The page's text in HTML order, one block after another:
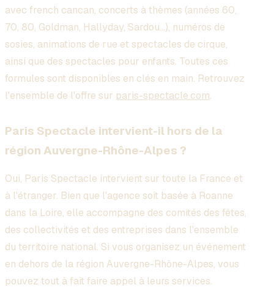
avec french cancan, concerts à thèmes (années 60,
70, 80, Goldman, Hallyday, Sardou...), numéros de
sosies, animations de rue et spectacles de cirque,
ainsi que des spectacles pour enfants. Toutes ces
formules sont disponibles en clés en main. Retrouvez
l'ensemble de l'offre sur paris-spectacle.com.
Paris Spectacle intervient-il hors de la
région Auvergne-Rhône-Alpes ?
Oui, Paris Spectacle intervient sur toute la France et
à l'étranger. Bien que l'agence soit basée à Roanne
dans la Loire, elle accompagne des comités des fêtes,
des collectivités et des entreprises dans l'ensemble
du territoire national. Si vous organisez un événement
en dehors de la région Auvergne-Rhône-Alpes, vous
pouvez tout à fait faire appel à leurs services.